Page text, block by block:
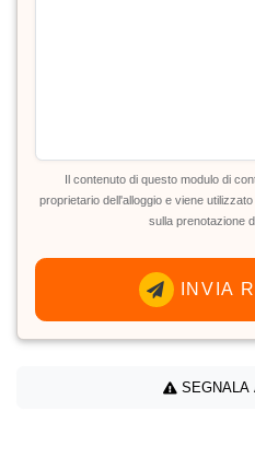
Il contenuto di questo modulo di
proprietario dell'alloggio e viene
sulla prenotazione
INVIA
SEGNALA